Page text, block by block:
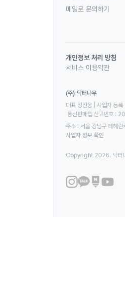
메일로 문의하기
개인정보 처리 방침
서비스 이용약관
(주) 닥터나우
대표 정진웅 | 사업자
통신판매업 신고번호
주소 : 서울 강남구 테헤
사업자 정보 확인
Copyright 2026. 닥터